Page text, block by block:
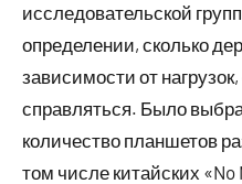
исследовательской
определении, сколько
зависимости от
справляться. Было
количество планшетов
том числе китайских